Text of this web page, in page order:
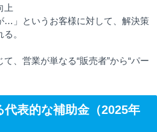
上
」というお客様に対して、解決策
。
、営業が単なる“販売者”から“パー
表的な補助金（2025年